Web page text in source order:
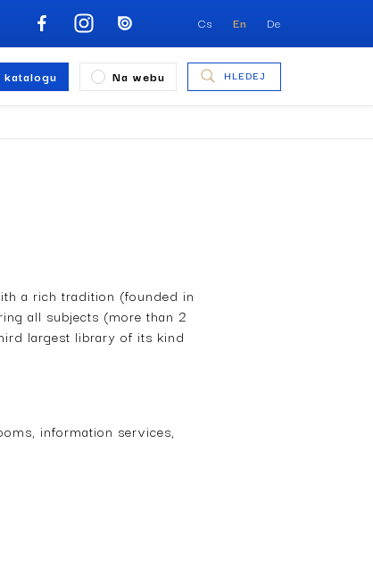
Cs En De
katalogu Na webu HLEDEJ
a rich tradition (founded in
all subjects (more than 2
largest library of its kind
information services,